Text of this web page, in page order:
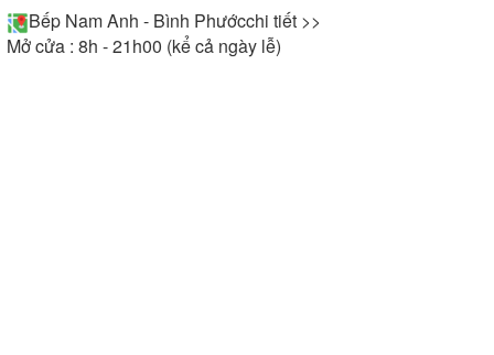
Bếp Nam Anh - Bình Phướcchi tiết >>
Mở cửa : 8h - 21h00 (kể cả ngày lễ)